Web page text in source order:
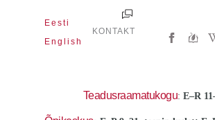
Eesti
English
KONTAKT
i
Teadusraamatukogu:E–R